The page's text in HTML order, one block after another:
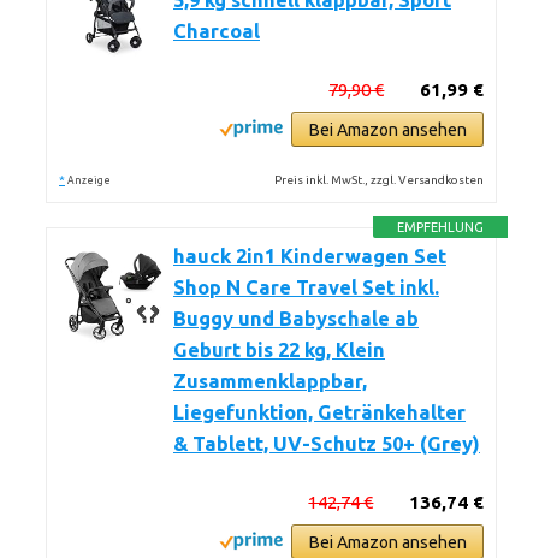
Charcoal
61,99 €
79,90 €
Bei Amazon ansehen
* Anzeige Preis inkl. MwSt., zzgl. Versandkosten
EMPFEHLUNG
hauck 2in1 Kinderwagen Set
Shop N Care Travel Set inkl.
Buggy und Babyschale ab
Geburt bis 22 kg, Klein
Zusammenklappbar,
Liegefunktion, Getränkehalter
& Tablett, UV-Schutz 50+ (Grey)
136,74 €
142,74 €
Bei Amazon ansehen